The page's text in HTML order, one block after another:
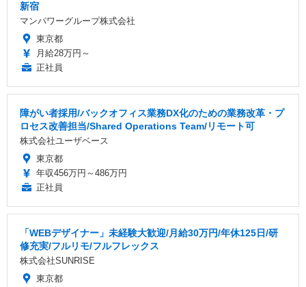
新宿
マンパワーグループ株式会社
東京都
月給28万円～
正社員
障がい者採用/バックオフィス業務DX化のための業務改革・プ
ロセス改善担当/Shared Operations Team/リモート可
株式会社ユーザベース
東京都
年収456万円～486万円
正社員
「WEBデザイナー」未経験大歓迎/月給30万円/年休125日/研
修充実/フルリモ/フルフレックス
株式会社SUNRISE
東京都